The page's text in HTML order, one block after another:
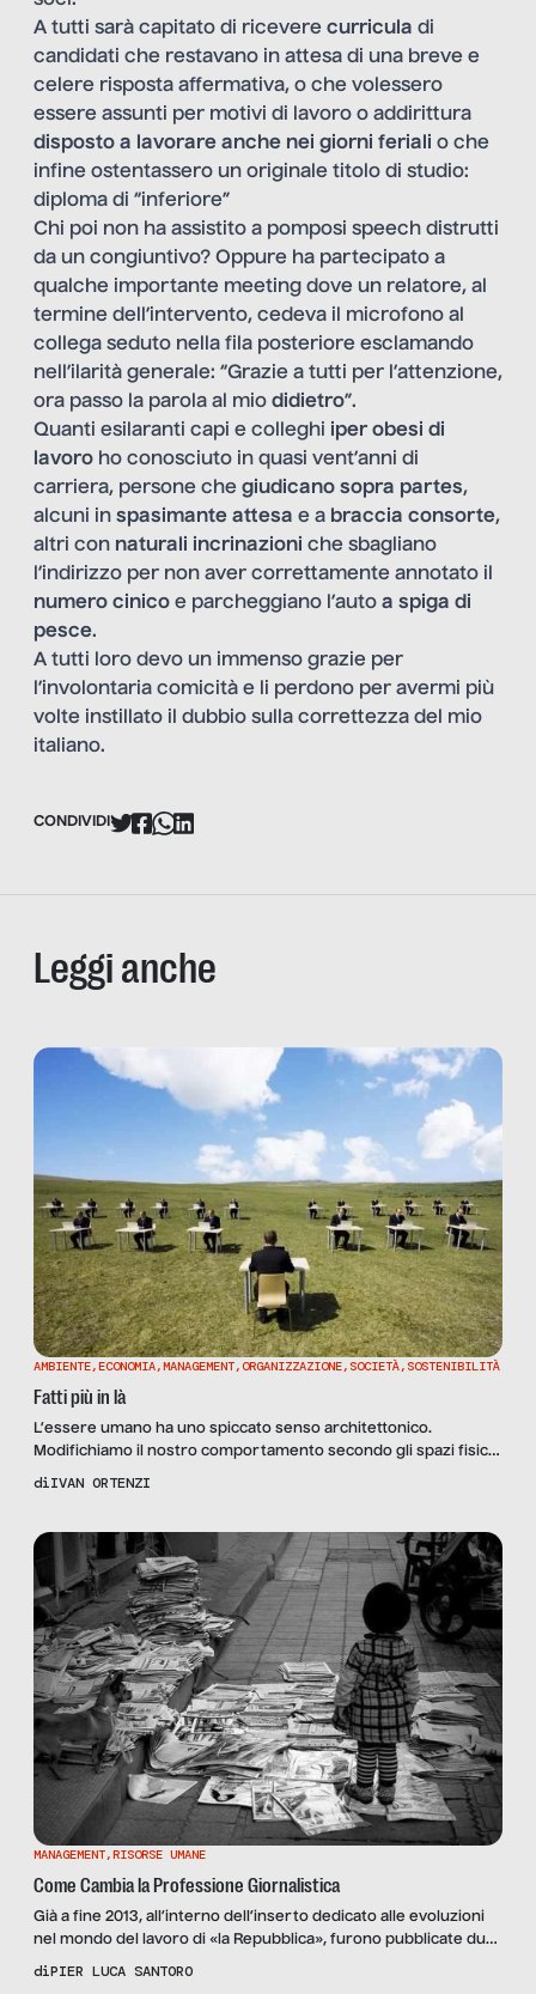
A tutti sarà capitato di ricevere curricula di
candidati che restavano in attesa di una breve e
celere risposta affermativa, o che volessero
essere assunti per motivi di lavoro o addirittura
disposto a lavorare anche nei giorni feriali o che
infine ostentassero un originale titolo di studio:
diploma di “inferiore”
Chi poi non ha assistito a pomposi speech distrutti
da un congiuntivo? Oppure ha partecipato a
qualche importante meeting dove un relatore, al
termine dell’intervento, cedeva il microfono al
collega seduto nella fila posteriore esclamando
nell’ilarità generale: “Grazie a tutti per l’attenzione,
ora passo la parola al mio didietro”.
Quanti esilaranti capi e colleghi iper obesi di
lavoro ho conosciuto in quasi vent’anni di
carriera, persone che giudicano sopra partes,
alcuni in spasimante attesa e a braccia consorte,
altri con naturali incrinazioni che sbagliano
l’indirizzo per non aver correttamente annotato il
numero cinico e parcheggiano l’auto a spiga di
pesce.
A tutti loro devo un immenso grazie per
l’involontaria comicità e li perdono per avermi più
volte instillato il dubbio sulla correttezza del mio
italiano.
CONDIVIDI
Leggi anche
AMBIENTE,ECONOMIA,MANAGEMENT,ORGANIZZAZIONE, SOCIETÀ, SOSTENIBILITÀ
Fatti più in là
L’essere umano ha uno spiccato senso architettonico.
Modifichiamo il nostro comportamento secondo gli spazi fisici
che frequentiamo e ci accorgiamo di come lo stesso spazio
pubblici abbiamo la capacità di declinare il nostro
comportamento secondo criteri e stili […]
diIVAN ORTENZI
MANAGEMENT,RISORSE UMANE
Come Cambia la Professione Giornalistica
Già a fine 2013, all’interno dell’inserto dedi­cato alle evoluzioni
nel mondo del lavoro di «la Repub­blica», furono pubblicate due
interviste, realizzate dal sottoscritto, a Marco Bar­dazzi, Capo­re­
diPIER LUCA SANTORO